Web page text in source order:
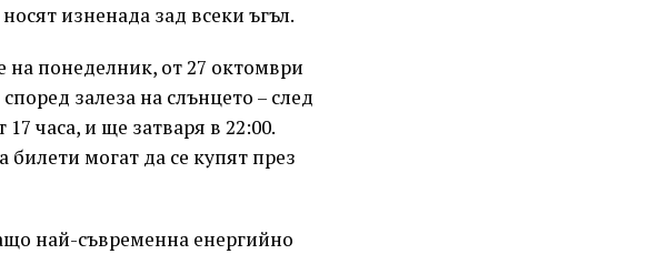
изненада зад всеки ъгъл.
на понеделник, от 27 октомври
залеза на слънцето – след
часа, и ще затваря в 22:00.
могат да се купят през
най-съвременна енергийно